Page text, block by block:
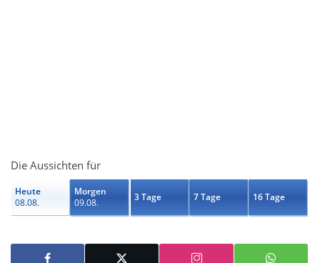
Die Aussichten für
Heute
08.08.
Morgen
09.08.
3 Tage 7 Tage 16 Tage